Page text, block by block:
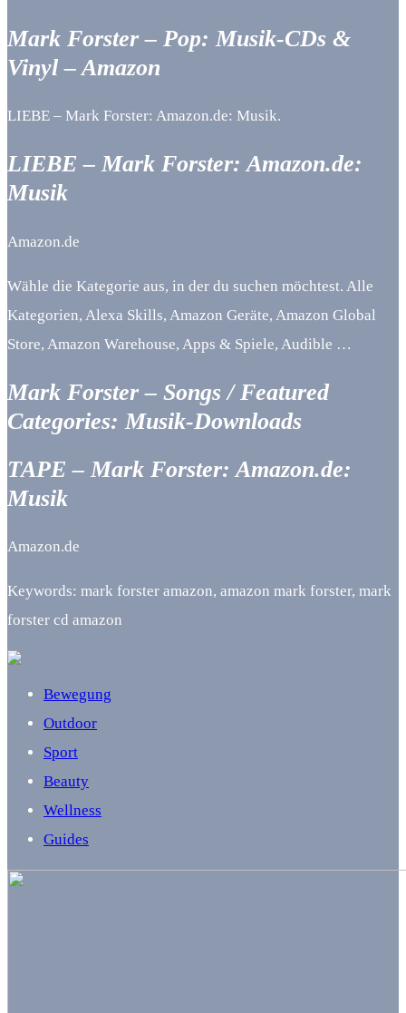
Mark Forster – Pop: Musik-CDs &
Vinyl – Amazon
LIEBE – Mark Forster: Amazon.de: Musik.
LIEBE – Mark Forster: Amazon.de:
Musik
Amazon.de
Wähle die Kategorie aus, in der du suchen möchtest. Alle
Kategorien, Alexa Skills, Amazon Geräte, Amazon Global
Store, Amazon Warehouse, Apps & Spiele, Audible …
Mark Forster – Songs / Featured
Categories: Musik-Downloads
TAPE – Mark Forster: Amazon.de:
Musik
Amazon.de
Keywords: mark forster amazon, amazon mark forster, mark
forster cd amazon
Bewegung
Outdoor
Sport
Beauty
Wellness
Guides